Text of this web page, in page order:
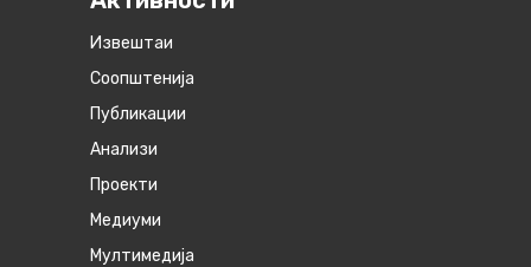
Извештаи
Соопштенија
Публикации
Анализи
Проекти
Медиуми
Мултимедија